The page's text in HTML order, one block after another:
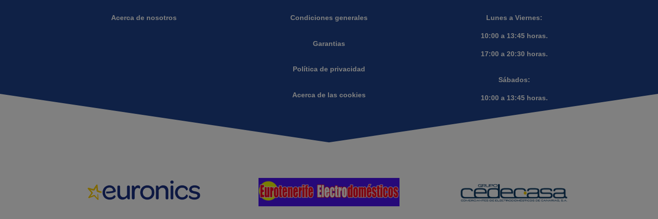
Acerca de nosotros Condiciones generales
Garantias
Política de privacidad
Acerca de las cookies
Lunes a Viernes:
10:00 a 13:45 horas.
17:00 a 20:30 horas.
Sábados:
10:00 a 13:45 horas.